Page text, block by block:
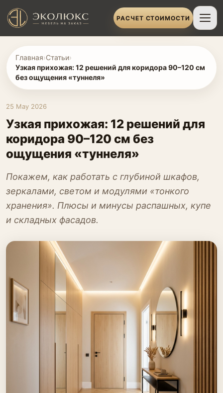
РАСЧЕТ СТОИМОСТИ
Главная›Статьи›
Узкая прихожая: 12 решений для коридора 90–120 см
без ощущения «туннеля»
25 May 2026
Узкая прихожая: 12 решений для
коридора 90–120 см без
ощущения «туннеля»
Покажем, как работать с глубиной шкафов,
зеркалами, светом и модулями «тонкого
хранения». Плюсы и минусы распашных, купе
и складных фасадов.